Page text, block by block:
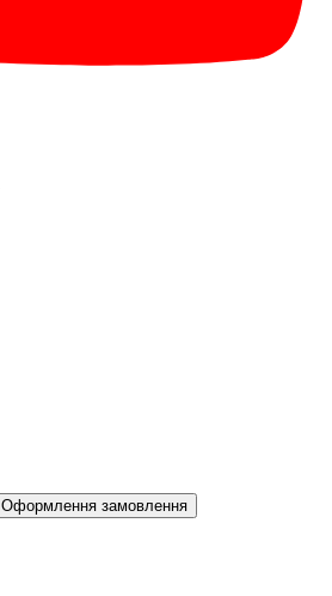
Оформлення замовлення